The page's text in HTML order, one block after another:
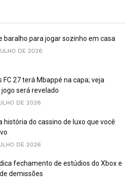
baralho para jogar sozinho em casa
DE 2026
FC 27 terá Mbappé na capa; veja
será revelado
DE 2026
história do cassino de luxo que você
DE 2026
fechamento de estúdios do Xbox e
demissões